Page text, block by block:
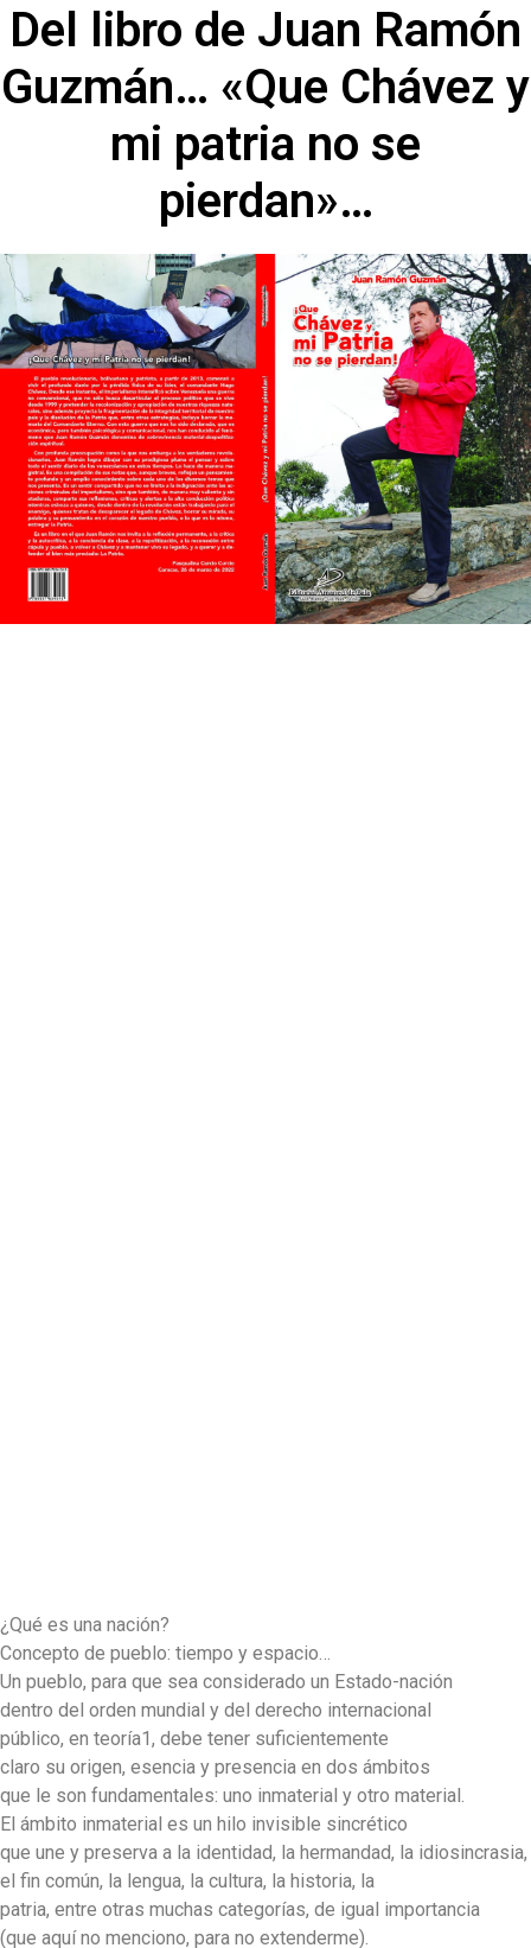
Del libro de Juan Ramón
Guzmán… «Que Chávez y
mi patria no se
pierdan»…
¿Qué es una nación?
Concepto de pueblo: tiempo y espacio…
Un pueblo, para que sea considerado un Estado-nación
dentro del orden mundial y del derecho internacional
público, en teoría1, debe tener suficientemente
claro su origen, esencia y presencia en dos ámbitos
que le son fundamentales: uno inmaterial y otro material.
El ámbito inmaterial es un hilo invisible sincrético
que une y preserva a la identidad, la hermandad, la idiosincrasia,
el fin común, la lengua, la cultura, la historia, la
patria, entre otras muchas categorías, de igual importancia
(que aquí no menciono, para no extenderme).